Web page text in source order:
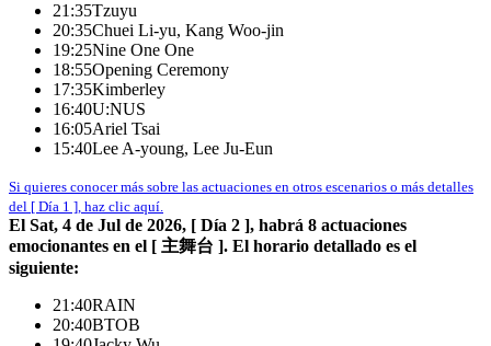
21:35Tzuyu
20:35Chuei Li-yu, Kang Woo-jin
19:25Nine One One
18:55Opening Ceremony
17:35Kimberley
16:40U:NUS
16:05Ariel Tsai
15:40Lee A-young, Lee Ju-Eun
Si quieres conocer más sobre las actuaciones en otros escenarios o más detalles
del [ Día 1 ], haz clic aquí.
El Sat, 4 de Jul de 2026, [ Día 2 ], habrá 8 actuaciones
emocionantes en el [ 主舞台 ]. El horario detallado es el
siguiente:
21:40RAIN
20:40BTOB